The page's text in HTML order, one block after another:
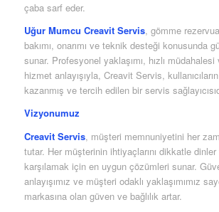
çaba sarf eder.
Uğur Mumcu Creavit Servis, gömme
bakımı, onarımı ve teknik desteği konusunda
sunar. Profesyonel yaklaşımı, hızlı
hizmet anlayışıyla, Creavit Servis,
kazanmış ve tercih edilen bir servis
Vizyonumuz
Creavit Servis, müşteri memnuniyetini her
tutar. Her müşterinin ihtiyaçlarını dikkatle
karşılamak için en uygun çözümleri sunar.
anlayışımız ve müşteri odaklı yaklaşımımız
markasına olan güven ve bağlılık artar.